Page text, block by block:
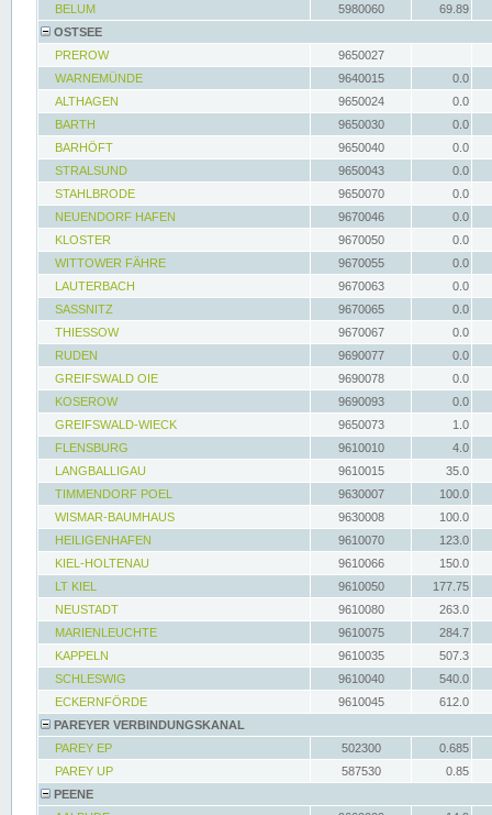
BELUM
5980060
69.89
OSTSEE
PREROW
9650027
WARNEMÜNDE
9640015
0.0
ALTHAGEN
9650024
0.0
BARTH
9650030
0.0
BARHÖFT
9650040
0.0
STRALSUND
9650043
0.0
STAHLBRODE
9650070
0.0
NEUENDORF HAFEN
9670046
0.0
KLOSTER
9670050
0.0
WITTOWER FÄHRE
9670055
0.0
LAUTERBACH
9670063
0.0
SASSNITZ
9670065
0.0
THIESSOW
9670067
0.0
RUDEN
9690077
0.0
GREIFSWALD OIE
9690078
0.0
KOSEROW
9690093
0.0
GREIFSWALD-WIECK
9650073
1.0
FLENSBURG
9610010
4.0
LANGBALLIGAU
9610015
35.0
TIMMENDORF POEL
9630007
100.0
WISMAR-BAUMHAUS
9630008
100.0
HEILIGENHAFEN
9610070
123.0
KIEL-HOLTENAU
9610066
150.0
LT KIEL
9610050
177.75
NEUSTADT
9610080
263.0
MARIENLEUCHTE
9610075
284.7
KAPPELN
9610035
507.3
SCHLESWIG
9610040
540.0
ECKERNFÖRDE
9610045
612.0
PAREYER VERBINDUNGSKANAL
PAREY EP
502300
0.685
PAREY UP
587530
0.85
PEENE